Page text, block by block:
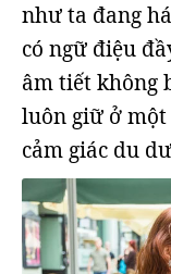
như ta đang
có ngữ điệu
âm tiết không
luôn giữ ở
cảm giác du